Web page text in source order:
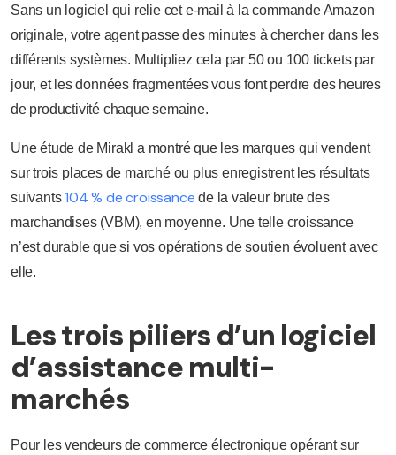
Sans un logiciel qui relie cet e-mail à la commande Amazon
originale, votre agent passe des minutes à chercher dans les
différents systèmes. Multipliez cela par 50 ou 100 tickets par
jour, et les données fragmentées vous font perdre des heures
de productivité chaque semaine.
Une étude de Mirakl a montré que les marques qui vendent
sur trois places de marché ou plus enregistrent les résultats
suivants104 % de croissance de la valeur brute des
marchandises (VBM), en moyenne. Une telle croissance
n’est durable que si vos opérations de soutien évoluent avec
elle.
Les trois piliers d’un logiciel
d’assistance multi-
marchés
Pour les vendeurs de commerce électronique opérant sur